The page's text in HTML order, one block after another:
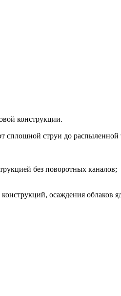
конструкции.
сплошной струи до распыленной
без поворотных каналов;
осаждения облаков